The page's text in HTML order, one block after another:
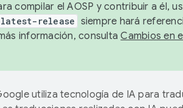
compilar el AOSP y contribuir a él,
release siempre hará
información, consultaCambios en
utiliza tecnología de IA para